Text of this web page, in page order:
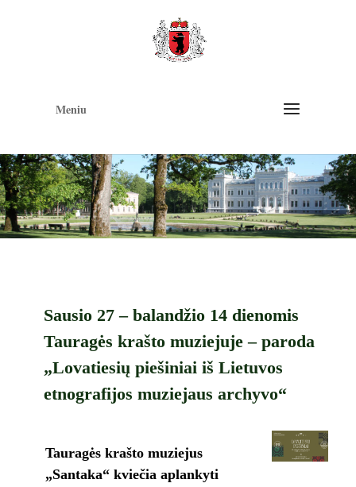
Meniu
Sausio 27 – balandžio 14 dienomis
Tauragės krašto muziejuje – paroda
„Lovatiesių piešiniai iš Lietuvos
etnografijos muziejaus archyvo“
Tauragės krašto muziejus
„Santaka“ kviečia aplankyti